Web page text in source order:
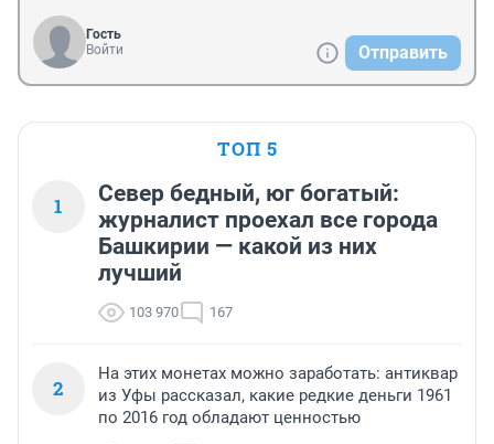
Гость
Войти
Отправить
ТОП 5
1
Север бедный, юг богатый:
журналист проехал все города
Башкирии — какой из них
лучший
103 970 167
2
На этих монетах можно заработать: антиквар
из Уфы рассказал, какие редкие деньги 1961
по 2016 год обладают ценностью